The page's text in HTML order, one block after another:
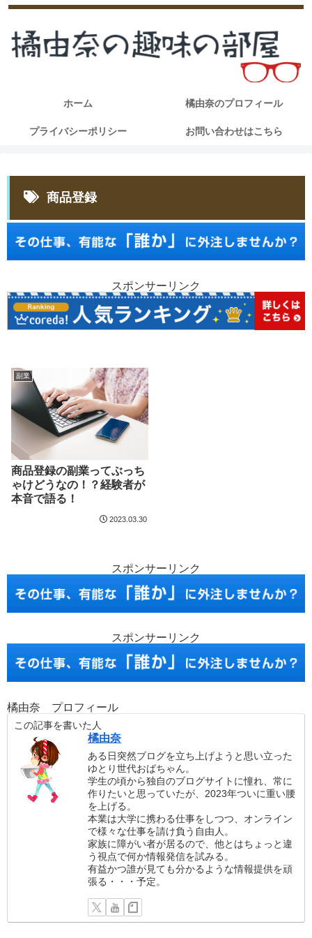
ホーム 橘由奈のプロフィール
プライバシーポリシー お問い合わせはこちら
商品登録
スポンサーリンク
副業
商品登録の副業ってぶっち
ゃけどうなの！？経験者が
本音で語る！
2023.03.30
スポンサーリンク
スポンサーリンク
橘由奈 プロフィール
この記事を書いた人
橘由奈
ある日突然ブログを立ち上げようと思い立った
ゆとり世代おばちゃん。
学生の頃から独自のブログサイトに憧れ、常に
作りたいと思っていたが、2023年ついに重い腰
を上げる。
本業は大学に携わる仕事をしつつ、オンライン
で様々な仕事を請け負う自由人。
家族に障がい者が居るので、他とはちょっと違
う視点で何か情報発信を試みる。
有益かつ誰が見ても分かるような情報提供を頑
張る・・・予定。